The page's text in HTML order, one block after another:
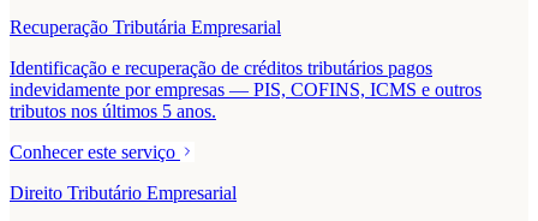
Recuperação Tributária Empresarial
Identificação e recuperação de créditos tributários pagos
indevidamente por empresas — PIS, COFINS, ICMS e outros
tributos nos últimos 5 anos.
Conhecer este serviço
Direito Tributário Empresarial